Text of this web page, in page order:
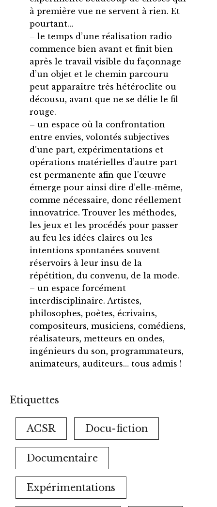
à première vue ne servent à rien. Et
pourtant…
– le temps d’une réalisation radio
commence bien avant et finit bien
après le travail visible du façonnage
d’un objet et le chemin parcouru
peut apparaître très hétéroclite ou
décousu, avant que ne se délie le fil
rouge.
– un espace où la confrontation
entre envies, volontés subjectives
d’une part, expérimentations et
opérations matérielles d’autre part
est permanente afin que l’œuvre
émerge pour ainsi dire d’elle-même,
comme nécessaire, donc réellement
innovatrice. Trouver les méthodes,
les jeux et les procédés pour passer
au feu les idées claires ou les
intentions spontanées souvent
réservoirs à leur insu de la
répétition, du convenu, de la mode.
– un espace forcément
interdisciplinaire. Artistes,
philosophes, poètes, écrivains,
compositeurs, musiciens, comédiens,
réalisateurs, metteurs en ondes,
ingénieurs du son, programmateurs,
animateurs, auditeurs… tous admis !
Etiquettes
ACSR Docu-fiction
Documentaire
Expérimentations